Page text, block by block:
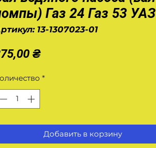
Газ 24 Газ 53 УАЗ
13-1307023-01
₴Цена
*
Добавить в корзину